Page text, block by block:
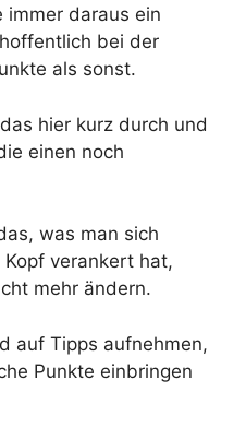
immer daraus ein
bei der
als sonst.
hier kurz durch und
einen noch
was man sich
verankert hat,
mehr ändern.
auf Tipps aufnehmen,
Punkte einbringen